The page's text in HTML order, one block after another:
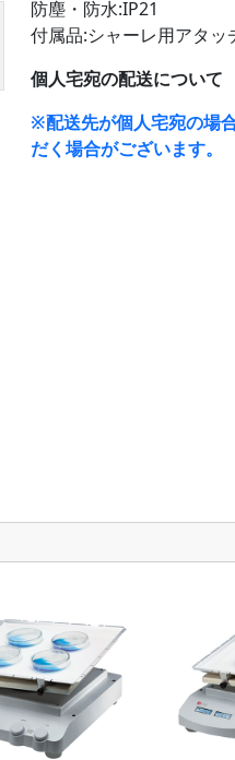
防塵・防水:IP21
付属品:シャーレ用アタッ
個人宅宛の配送について
※配送先が個人宅宛の場
だく場合がございます。